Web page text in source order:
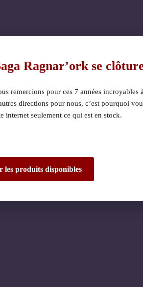
de
Ragnar’ork se
remercions pour ces 7 années incroyables
directions pour nous, c’est pourquoi
internet seulement ce qui est en stock.
les produits disponibles